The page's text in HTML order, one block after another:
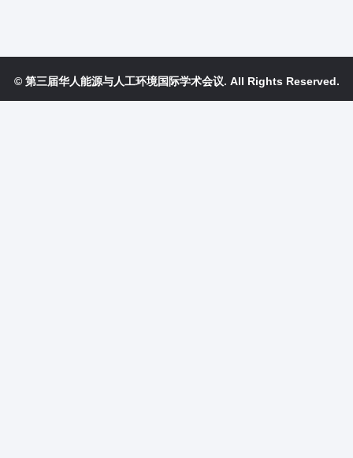
© 第三届华人能源与人工环境国际学术会议. All Rights Reserved.